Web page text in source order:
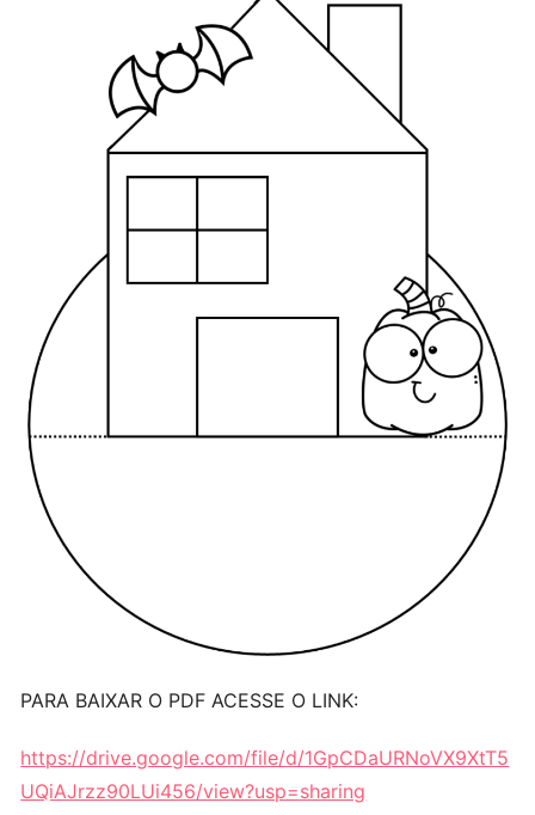
PARA BAIXAR O PDF ACESSE O LINK:
https://drive.google.com/file/d/1GpCDaURNoVX9XtT5
UQiAJrzz90LUi456/view?usp=sharing